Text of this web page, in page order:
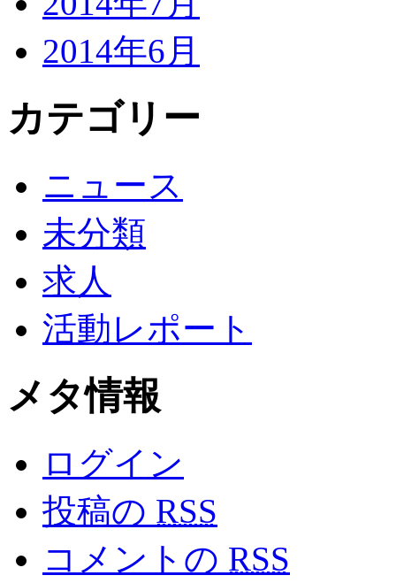
2014年6月
カテゴリー
ニュース
未分類
求人
活動レポート
メタ情報
ログイン
投稿の RSS
コメントの RSS